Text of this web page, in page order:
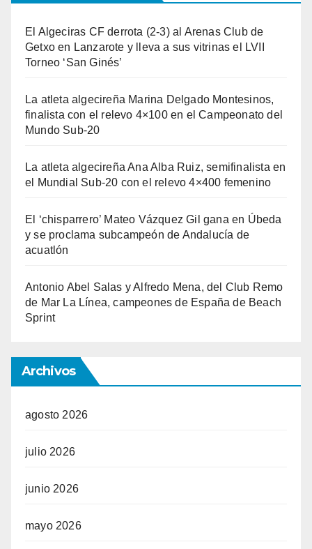
El Algeciras CF derrota (2-3) al Arenas Club de
Getxo en Lanzarote y lleva a sus vitrinas el LVII
Torneo ‘San Ginés’
La atleta algecireña Marina Delgado Montesinos,
finalista con el relevo 4×100 en el Campeonato del
Mundo Sub-20
La atleta algecireña Ana Alba Ruiz, semifinalista en
el Mundial Sub-20 con el relevo 4×400 femenino
El ‘chisparrero’ Mateo Vázquez Gil gana en Úbeda
y se proclama subcampeón de Andalucía de
acuatlón
Antonio Abel Salas y Alfredo Mena, del Club Remo
de Mar La Línea, campeones de España de Beach
Sprint
Archivos
agosto 2026
julio 2026
junio 2026
mayo 2026